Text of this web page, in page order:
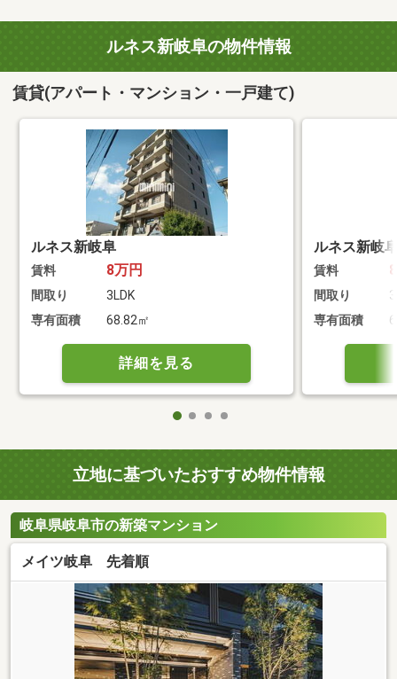
ルネス新岐阜の物件情報
賃貸(アパート・マンション・一戸建て)
ルネス新岐阜
賃料 8万円
間取り
3LDK
専有面積
68.82㎡
詳細を見る
ルネス新岐
賃料
間取り
専有面積
立地に基づいたおすすめ物件情報
岐阜県岐阜市の新築マンション
メイツ岐阜 先着順